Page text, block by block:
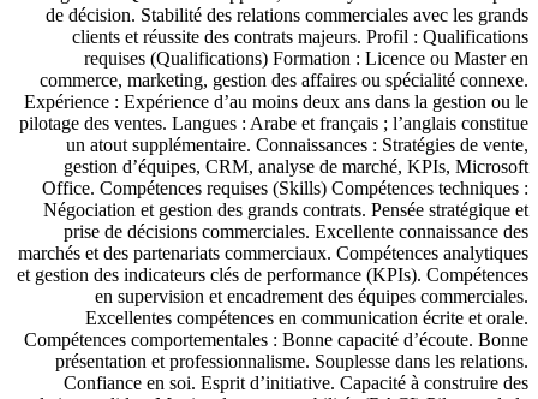
de décision. Stabilité des relations commerciales avec les grands
clients et réussite des contrats majeurs. Profil : Qualifications
requises (Qualifications) Formation : Licence ou Master en
commerce, marketing, gestion des affaires ou spécialité connexe.
Expérience : Expérience d’au moins deux ans dans la gestion ou le
pilotage des ventes. Langues : Arabe et français ; l’anglais constitue
un atout supplémentaire. Connaissances : Stratégies de vente,
gestion d’équipes, CRM, analyse de marché, KPIs, Microsoft
Office. Compétences requises (Skills) Compétences techniques :
Négociation et gestion des grands contrats. Pensée stratégique et
prise de décisions commerciales. Excellente connaissance des
marchés et des partenariats commerciaux. Compétences analytiques
et gestion des indicateurs clés de performance (KPIs). Compétences
en supervision et encadrement des équipes commerciales.
Excellentes compétences en communication écrite et orale.
Compétences comportementales : Bonne capacité d’écoute. Bonne
présentation et professionnalisme. Souplesse dans les relations.
Confiance en soi. Esprit d’initiative. Capacité à construire des